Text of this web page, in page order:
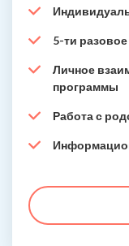
5-ти
Личное
программы
Работа с